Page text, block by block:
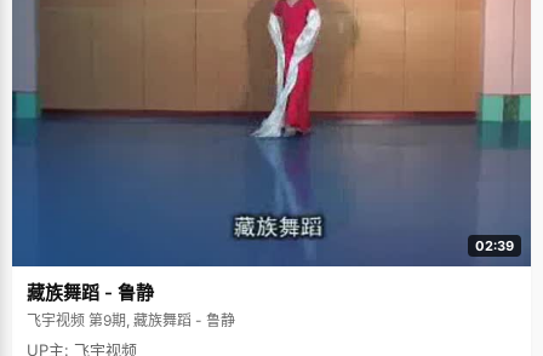
02:39
藏族舞蹈 - 鲁静
飞宇视频 第9期, 藏族舞蹈 - 鲁静
UP主: 飞宇视频